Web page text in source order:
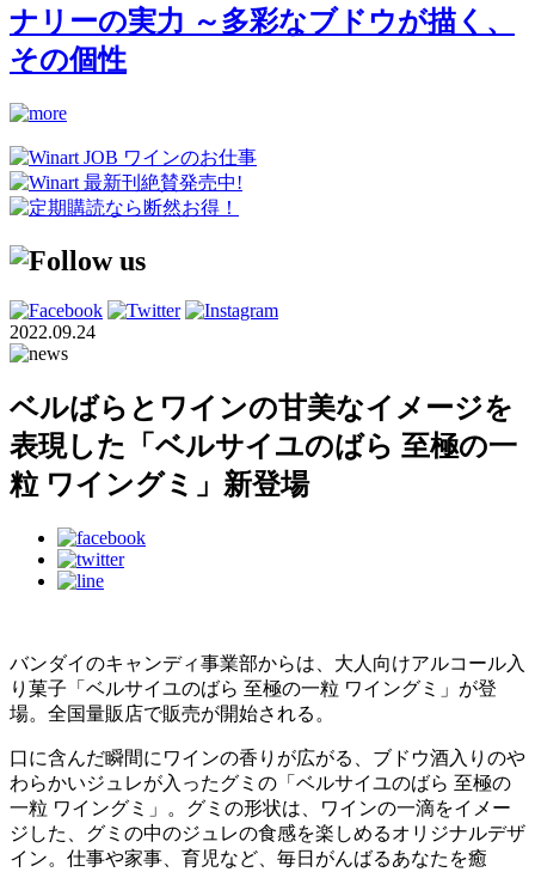
ナリーの実力 ～多彩なブドウが描く、
その個性
2022.09.24
ベルばらとワインの甘美なイメージを
表現した「ベルサイユのばら 至極の一
粒 ワイングミ」新登場
バンダイのキャンディ事業部からは、大人向けアルコール入
り菓子「ベルサイユのばら 至極の一粒 ワイングミ」が登
場。全国量販店で販売が開始される。
口に含んだ瞬間にワインの香りが広がる、ブドウ酒入りのや
わらかいジュレが入ったグミの「ベルサイユのばら 至極の
一粒 ワイングミ」。グミの形状は、ワインの一滴をイメー
ジした、グミの中のジュレの食感を楽しめるオリジナルデザ
イン。仕事や家事、育児など、毎日がんばるあなたを癒